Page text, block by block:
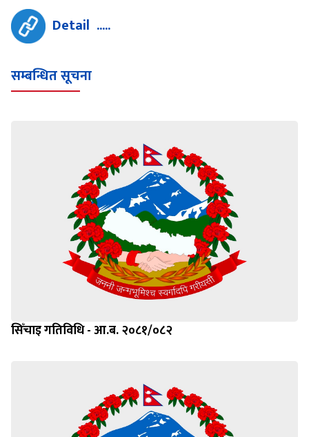
Detail .....
सम्बन्धित सूचना
सिँचाइ गतिविधि - आ.ब. २०८१/०८२